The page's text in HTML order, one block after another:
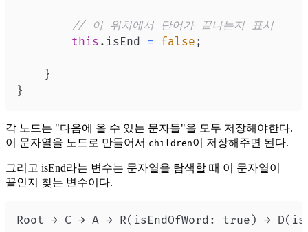
// 이 위치에서 단어가 끝나는지 표시
this . isEnd = false ;
}
}
각 노드는 "다음에 올 수 있는 문자들"을 모두 저장해야한다.
이 문자열을 노드로 만들어서 children이 저장해주면 된다.
그리고 isEnd라는 변수는 문자열을 탐색할 때 이 문자열이
끝인지 찾는 변수이다.